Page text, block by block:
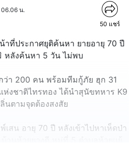
น.
50 แชร์
าที่ประกาศยุติค้นหา ยายอายุ 70 ปี
หลังค้นหา 5 วัน ไม่พบ
ว่า 200 คน พร้อมทีมกู้ภัย ฮุก 31
ห่งชาติไทรทอง ได้นำสุนัขทหาร K9
นตามจุดต้องสงสัย
สน อายุ 70 ปี หลังเข้าไปหาเห็ดป่า